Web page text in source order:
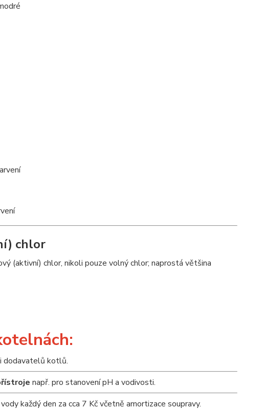
chlor
(aktivní) chlor, nikoli pouze volný chlor; naprostá většina
dodavatelů kotlů.
např. pro stanovení pH a vodivosti.
každý den za cca 7 Kč včetně amortizace soupravy.